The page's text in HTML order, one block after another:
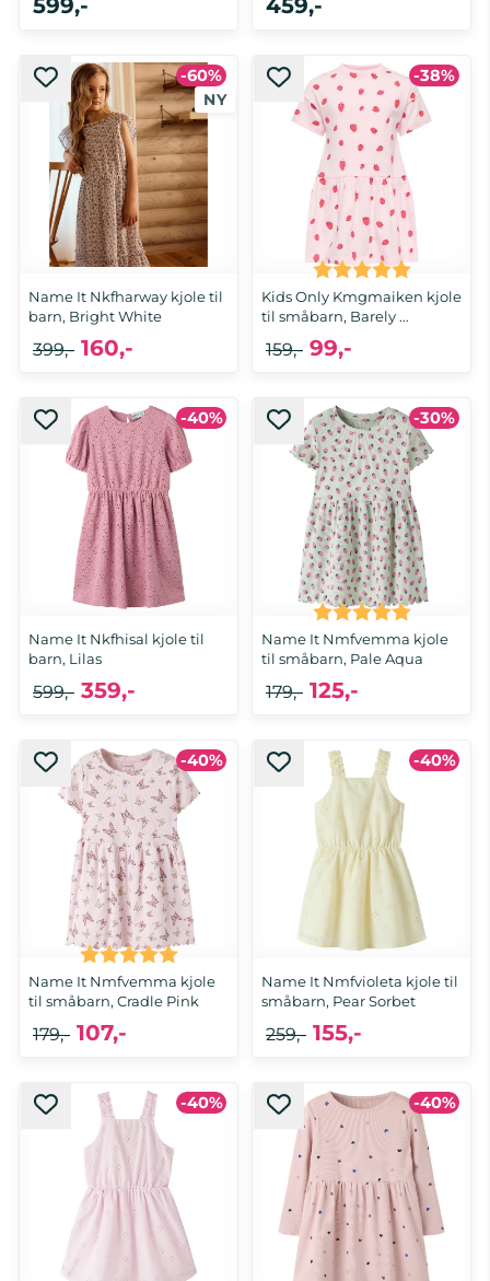
92, 98, 104, 110, 116, 122
599,-
92, 98, 104, 110, 116, 122
459,-
-60%
Name It Nkfharway kjole til
barn, Bright White
116, 122, 128, 134, 140, 146, 152
160,-
399,-
-38%
Kids Only Kmgmaiken kjole
til småbarn, Barely ...
92, 98, 104, 110, 116, 122, 128
99,-
159,-
Karakter: 5.0 av 5
-40%
Name It Nkfhisal kjole til
barn, Lilas
116, 122, 128, 134, 140, 146, 152
359,-
599,-
-30%
Name It Nmfvemma kjole
til småbarn, Pale Aqua
92, 98, 104, 110, 116
125,-
179,-
Karakter: 5.0 av 5
-40%
Name It Nmfvemma kjole
til småbarn, Cradle Pink
92, 98, 104, 110, 116
107,-
179,-
Karakter: 5.0 av 5 mulige
-40%
Name It Nmfvioleta kjole til
småbarn, Pear Sorbet
92, 98, 104, 110
155,-
259,-
-40% -40%